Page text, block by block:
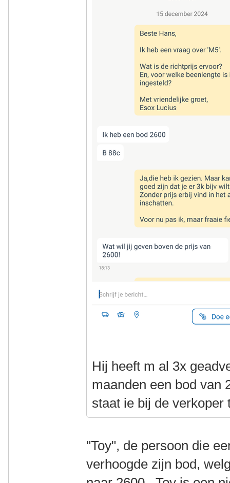
Hij heeft m al 3x
maanden een bod van
staat ie bij de
"Toy", de persoon die
verhoogde zijn bod,